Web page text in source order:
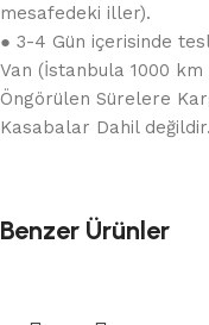
mesafedeki iller).
● 3-4 Gün içerisinde
Van (İstanbula 1000 km
Öngörülen Sürelere
Kasabalar Dahil değildir.
Benzer Ürünler